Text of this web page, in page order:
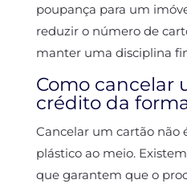
poupança para um
reduzir o número de
manter uma disciplina
Como cancelar
crédito da
Cancelar um cartão não
plástico ao meio.
que garantem que o